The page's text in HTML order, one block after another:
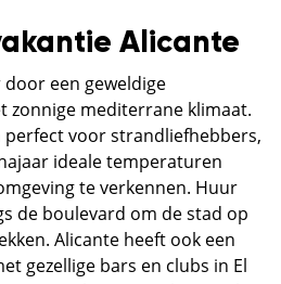
Alicante
een geweldige
zonnige mediterrane klimaat.
perfect voor strandliefhebbers,
ideale temperaturen
te verkennen. Huur
de boulevard om de stad op
Alicante heeft ook een
gezellige bars en clubs in El